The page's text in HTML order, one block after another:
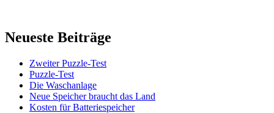
Neueste Beiträge
Zweiter Puzzle-Test
Puzzle-Test
Die Waschanlage
Neue Speicher braucht das Land
Kosten für Batteriespeicher